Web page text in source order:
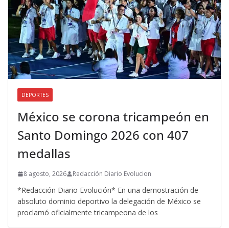
DEPORTES
México se corona tricampeón en
Santo Domingo 2026 con 407
medallas
8 agosto, 2026 Redacción Diario Evolucion
*Redacción Diario Evolución* En una demostración de
absoluto dominio deportivo la delegación de México se
proclamó oficialmente tricampeona de los